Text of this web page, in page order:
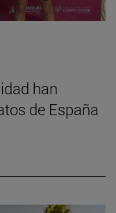
han
de España